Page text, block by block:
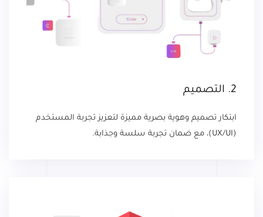
2. التصميم
ابتكار تصميم وهوية بصرية مميزة لتعزيز تجربة المستخدم
(UX/UI)، مع ضمان تجربة سلسة وجذابة.